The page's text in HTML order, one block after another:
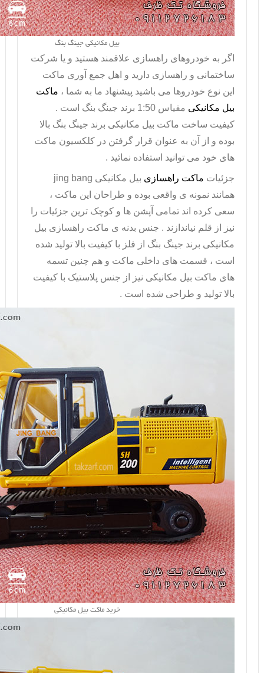
بیل مکانیکی جینگ بنگ
اگر به خودروهای راهسازی علاقمند هستید و یا شرکت
ساختمانی و راهسازی دارید و اهل جمع آوری ماکت
این نوع خودروها می باشید پیشنهاد ما به شما ، ماکت
بیل مکانیکی
مقیاس 1:50 برند جینگ بنگ است .
کیفیت ساخت ماکت بیل مکانیکی برند جینگ بنگ بالا
بوده و از آن به عنوان قرار گرفتن در کلکسیون ماکت
های خود می توانید استفاده نمائید .
جزئیات ماکت راهسازی بیل مکانیکی jing bang
همانند نمونه ی واقعی بوده و طراحان این ماکت ،
سعی کرده اند تمامی آپشن ها و کوچک ترین جزئیات را
نیز از قلم نیاندازند . جنس بدنه ی ماکت راهسازی بیل
مکانیکی برند جینگ بنگ از فلز با کیفیت بالا تولید شده
است ، قسمت های داخلی ماکت و هم چنین تسمه
های ماکت بیل مکانیکی نیز از جنس پلاستیک با کیفیت
بالا تولید و طراحی شده است .
خرید ماکت بیل مکانیکی